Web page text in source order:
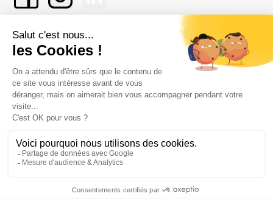
En savoir plus sur Xpower
Nos engagements
Shop-Einstellungen
Händler zugelassen von Gesellschaft für Garantierte Bewertungen,
Klicken Sie hier.
Rechtliche Hinweise
Allgemeine Verkaufsbedingungen
© Copyright Labophyto